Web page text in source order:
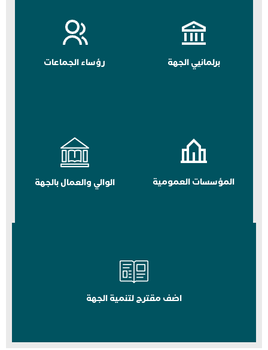
برلمانيي الجهة رؤساء الجماعات
المؤسسات العمومية الوالي والعمال بالجهة
اضف مقترح لتنمية الجهة